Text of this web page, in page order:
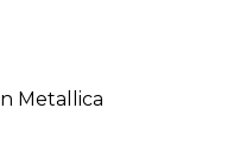
Metallica